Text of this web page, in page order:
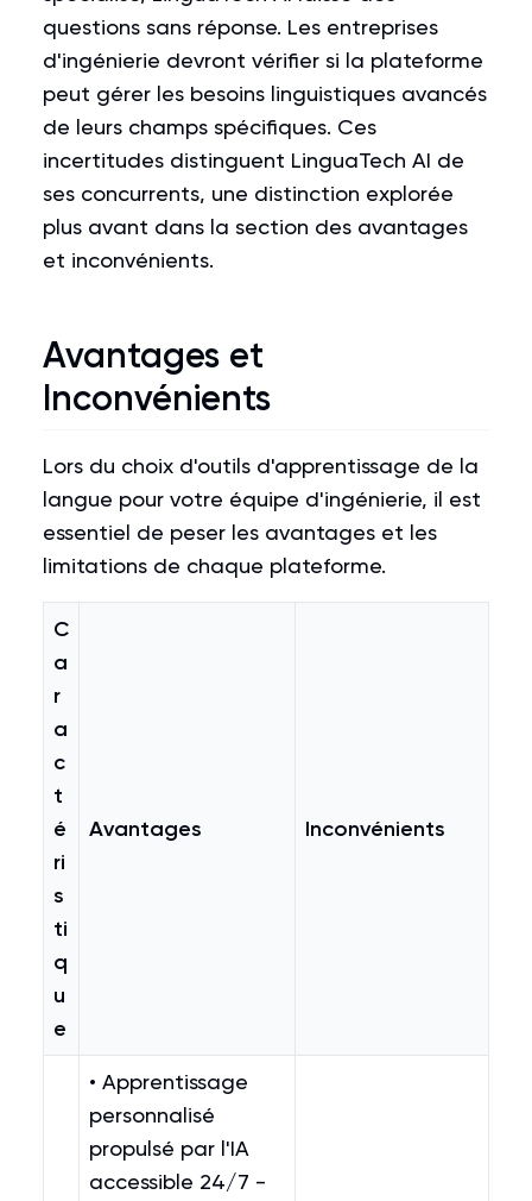
questions sans réponse. Les entreprises
d'ingénierie devront vérifier si la plateforme
peut gérer les besoins linguistiques avancés
de leurs champs spécifiques. Ces
incertitudes distinguent LinguaTech AI de
ses concurrents, une distinction explorée
plus avant dans la section des avantages
et inconvénients.
Avantages et
Inconvénients
Lors du choix d'outils d'apprentissage de la
langue pour votre équipe d'ingénierie, il est
essentiel de peser les avantages et les
limitations de chaque plateforme.
C
a
r
a
c
t
é
ri
s
ti
q
u
e
Avantages Inconvénients
• Apprentissage
personnalisé
propulsé par l'IA
accessible 24/7 -